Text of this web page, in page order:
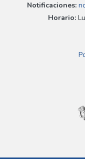
Notificaciones:
Horario: